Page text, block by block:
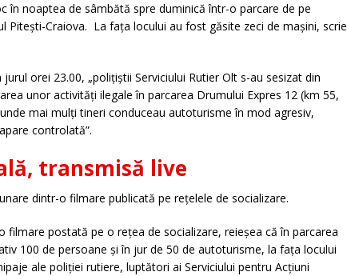
în noaptea de sâmbătă spre duminică într-o parcare de pe
Piteşti-Craiova. La faţa locului au fost găsite zeci de maşini, scrie
orei 23.00, „poliţiştii Serviciului Rutier Olt s-au sesizat din
unor activităţi ilegale în parcarea Drumului Expres 12 (km 55,
mai mulţi tineri conduceau autoturisme în mod agresiv,
controlată”.
transmisă live
dintr-o filmare publicată pe reţelele de socializare.
filmare postată pe o reţea de socializare, reieşea că în parcarea
100 de persoane şi în jur de 50 de autoturisme, la faţa locului
ale poliţiei rutiere, luptători ai Serviciului pentru Acţiuni